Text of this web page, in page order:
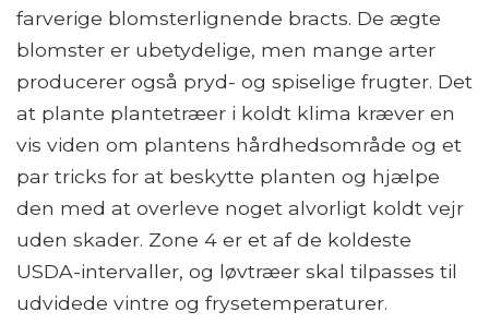
farverige blomsterlignende bracts. De ægte
blomster er ubetydelige, men mange arter
producerer også pryd- og spiselige frugter. Det
at plante plantetræer i koldt klima kræver en
vis viden om plantens hårdhedsområde og et
par tricks for at beskytte planten og hjælpe
den med at overleve noget alvorligt koldt vejr
uden skader. Zone 4 er et af de koldeste
USDA-intervaller, og løvtræer skal tilpasses til
udvidede vintre og frysetemperaturer.